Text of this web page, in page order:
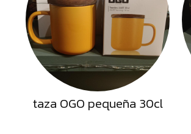
Frutos
Secos
Hierbas
Harinas
taza OGO pequeña 30cl